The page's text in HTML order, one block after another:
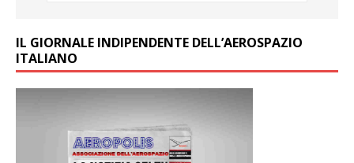
IL GIORNALE INDIPENDENTE DELL’AEROSPAZIO
ITALIANO